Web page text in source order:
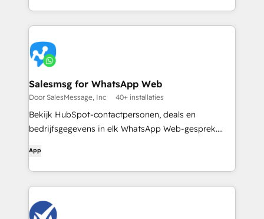
Salesmsg for WhatsApp Web
Door SalesMessage, Inc 40+ installaties
Bekijk HubSpot-contactpersonen, deals en
bedrijfsgegevens in elk WhatsApp Web-gesprek.
App